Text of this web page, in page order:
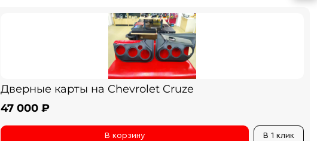
Дверные карты на Chevrolet Cruze
47 000 ₽
В 1 клик
В корзину